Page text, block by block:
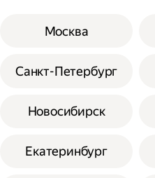
Москва
Санкт-Петербург
Новосибирск
Екатеринбург